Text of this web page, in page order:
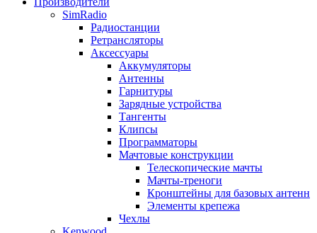
SimRadio
Радиостанции
Ретрансляторы
Аксессуары
Аккумуляторы
Антенны
Гарнитуры
Зарядные устройства
Тангенты
Клипсы
Программаторы
Мачтовые конструкции
Телескопические мачты
Мачты-треноги
Кронштейны для базовых антенн
Элементы крепежа
Чехлы